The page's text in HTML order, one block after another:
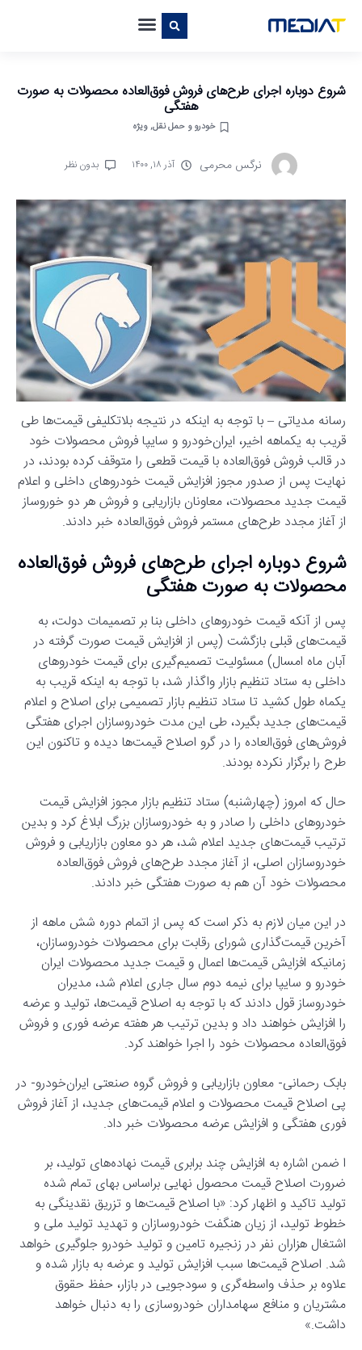
شروع دوباره اجرای طرح‌های فروش‌ فوق‌العاده محصولات به صورت
هفتگی
خودرو و حمل نقل,ویژه
نرگس محرمی آذر ۱۸, ۱۴۰۰ بدون نظر
رسانه مدیاتی – با توجه به اینکه در نتیجه بلاتکلیفی قیمت‌ها طی
قریب به یکماهه اخیر، ایران‌خودرو و سایپا فروش محصولات خود
در قالب فروش فوق‌العاده با قیمت قطعی را متوقف کرده‌ بودند، در
نهایت پس از صدور مجوز افزایش قیمت خودروهای داخلی و اعلام
قیمت جدید محصولات، معاونان بازاریابی و فروش هر دو خوروساز
از آغاز مجدد طرح‌های مستمر فروش فوق‌العاده خبر دادند.
شروع دوباره اجرای طرح‌های فروش‌ فوق‌العاده
محصولات به صورت هفتگی
پس از آنکه قیمت‌ خودروهای داخلی بنا بر تصمیمات دولت، به
قیمت‌های قبلی بازگشت (پس از افزایش قیمت صورت گرفته در
آبان ماه امسال) مسئولیت تصمیم‌گیری برای قیمت خودروهای
داخلی به ستاد تنظیم بازار واگذار شد، با توجه به اینکه قریب به
یکماه طول کشید تا ستاد تنظیم بازار تصمیمی برای اصلاح و اعلام
قیمت‌های جدید بگیرد، طی این مدت خودروسازان اجرای هفتگی
فروش‌های فوق‌العاده را در گرو اصلاح قیمت‌ها دیده و تاکنون این
طرح را برگزار نکرده بودند.
حال که امروز (چهارشنبه) ستاد تنظیم بازار مجوز افزایش قیمت
خودروهای داخلی را صادر و به خودروسازان بزرگ ابلاغ کرد و بدین
ترتیب قیمت‌های جدید اعلام شد، هر دو معاون بازاریابی و فروش
خودروسازان اصلی، از آغاز مجدد طرح‌های فروش فوق‌العاده
محصولات خود آن هم به صورت هفتگی خبر دادند.
در این میان لازم به ذکر است که پس از اتمام دوره شش ماهه از
آخرین قیمت‌گذاری شورای رقابت برای محصولات خودروسازان،
زمانیکه افزایش قیمت‌ها اعمال و قیمت جدید محصولات ایران
خودرو و سایپا برای نیمه دوم سال جاری اعلام شد، مدیران
خودروساز قول دادند که با توجه به اصلاح قیمت‌ها، تولید و عرضه
را افزایش خواهند داد و بدین ترتیب هر هفته عرضه فوری و فروش
فوق‌العاده محصولات خود را اجرا خواهند کرد.
بابک رحمانی- معاون بازاریابی و فروش گروه صنعتی ایران‌خودرو- در
پی اصلاح قیمت‌ محصولات و اعلام قیمت‌های جدید، از آغاز فروش
فوری هفتگی و افزایش عرضه محصولات خبر داد.
ا ضمن اشاره به افزایش چند برابری قیمت نهاده‌های تولید، بر
ضرورت اصلاح قیمت محصول نهایی براساس بهای تمام شده
تولید تاکید و اظهار کرد: «با اصلاح قیمت‌ها و تزریق نقدینگی به
خطوط تولید، از زیان هنگفت خودروسازان و تهدید تولید ملی و
اشتغال هزاران نفر در زنجیره تامین و تولید خودرو جلوگیری خواهد
شد. اصلاح قیمت‌ها سبب افزایش تولید و عرضه به بازار شده و
علاوه بر حذف واسطه‌گری و سودجویی در بازار، حفظ حقوق
مشتریان و منافع سهامداران خودروسازی را به دنبال خواهد
داشت.»